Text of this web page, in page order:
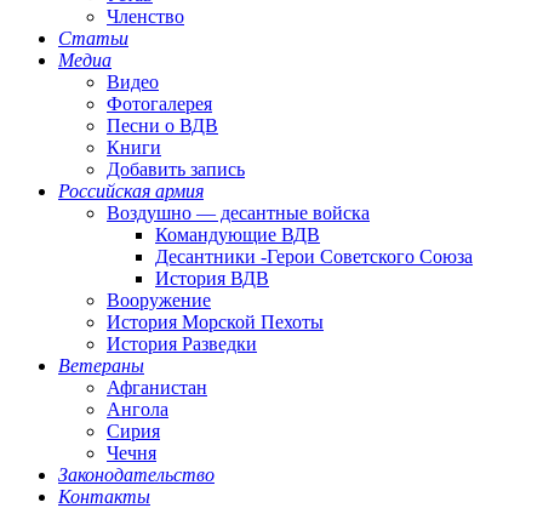
Членство
Статьи
Медиа
Видео
Фотогалерея
Песни о ВДВ
Книги
Добавить запись
Российская армия
Воздушно — десантные войска
Командующие ВДВ
Десантники -Герои Советского Союза
История ВДВ
Вооружение
История Морской Пехоты
История Разведки
Ветераны
Афганистан
Ангола
Сирия
Чечня
Законодательство
Контакты